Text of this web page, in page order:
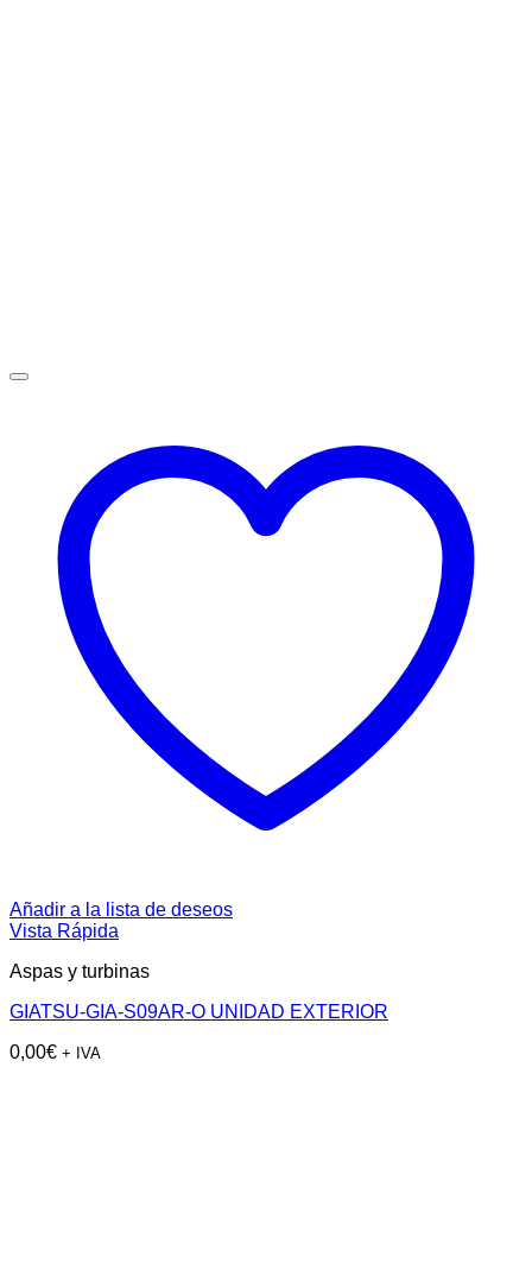
Añadir a la lista de deseos
Vista Rápida
Aspas y turbinas
GIATSU-GIA-S09AR-O UNIDAD EXTERIOR
0,00€ + IVA